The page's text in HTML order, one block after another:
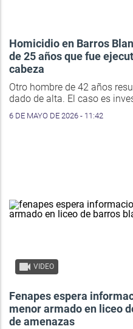
Homicidio en Barros
de 25 años que fue
cabeza
Otro hombre de 42 años
dado de alta. El caso es
6 DE MAYO DE 2026 - 11:42
VIDEO
Fenapes espera
menor armado en liceo
de amenazas